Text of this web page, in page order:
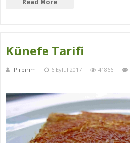
Read More
Künefe Tarifi
Pirpirim 6 Eylül 2017 41866